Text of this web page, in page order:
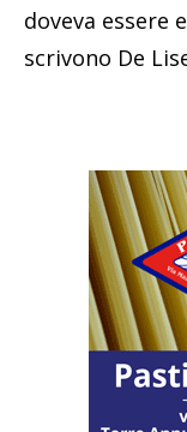
doveva
scrivono De